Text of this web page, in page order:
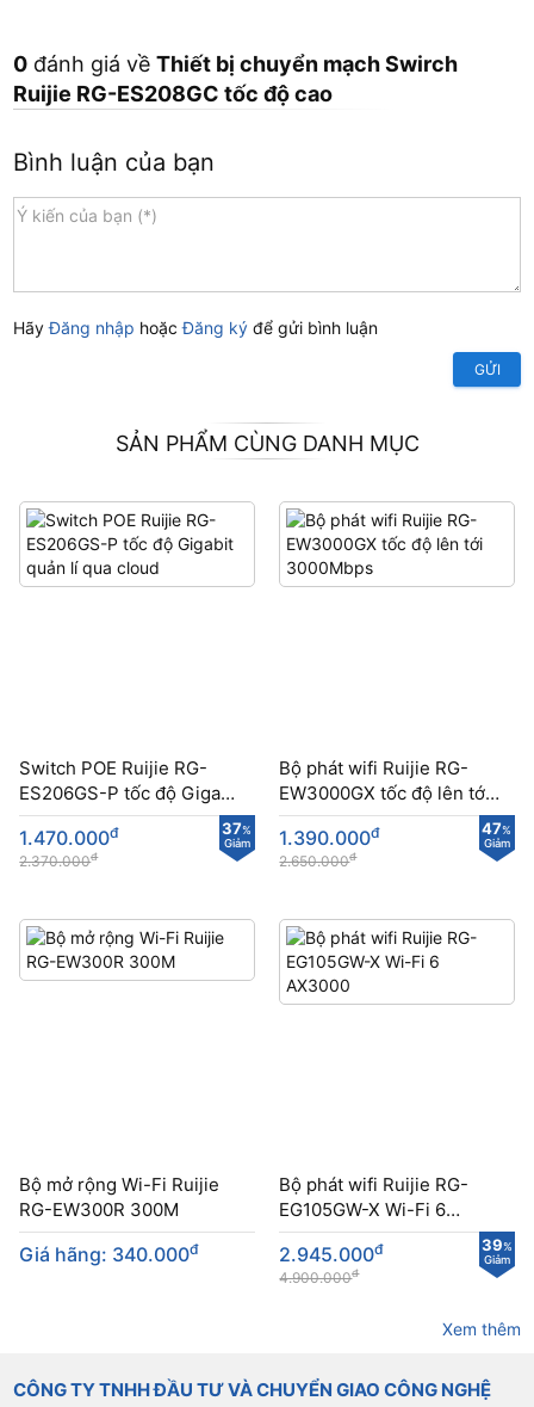
0 đánh giá vềThiết bị chuyển mạch Swirch
Ruijie RG-ES208GC tốc độ cao
Bình luận của bạn
HãyĐăng nhập hoặcĐăng ký để gửi bình luận
GỬI
SẢN PHẨM CÙNG DANH MỤC
Switch POE Ruijie RG-
ES206GS-P tốc độ Gigabit
quản lí qua cloud
37%
Giảm
1.470.000đ
2.370.000đ
Bộ phát wifi Ruijie RG-
EW3000GX tốc độ lên tới
3000Mbps
47%
Giảm
1.390.000đ
2.650.000đ
Bộ mở rộng Wi-Fi Ruijie
RG-EW300R 300M
Giá hãng: 340.000đ
Bộ phát wifi Ruijie RG-
EG105GW-X Wi-Fi 6
AX3000
39%
Giảm
2.945.000đ
4.900.000đ
Xem thêm
CÔNG TY TNHH ĐẦU TƯ VÀ CHUYỂN GIAO CÔNG NGHỆ